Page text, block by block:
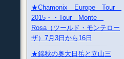
★Chamonix Europe Tour
2015・・Tour Monte
Rosa（ツールド・モンテロー
ザ）7月3日から16日
★錦秋の奥大日岳と立山三